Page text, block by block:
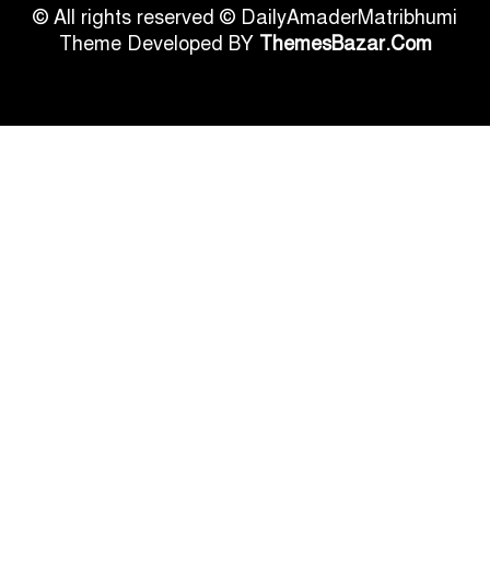
© All rights reserved © DailyAmaderMatribhumi
Theme Developed BY ThemesBazar.Com